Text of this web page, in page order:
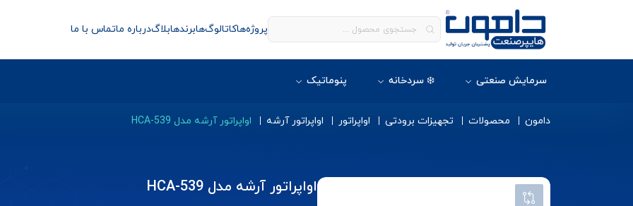
پروژه‌هاکاتالوگ‌هابرندهابلاگدرباره ماتماس با ما
سرمایش صنعتی ❄️ سردخانه پنوماتیک
دامون محصولات تجهیزات برودتی اواپراتور اواپراتور آرشه اواپراتور آرشه مدل HCA-539
اواپراتور آرشه مدل HCA-539